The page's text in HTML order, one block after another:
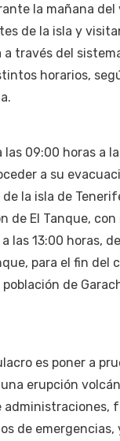
la mañana del
de la isla y
través del
horarios,
las 09:00 horas a
a su
la isla de
de El Tanque,
las 13:00 horas,
para el fin del
población de
es poner a
erupción
administraciones,
de emergencias,